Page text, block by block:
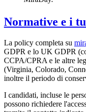
Normative e i
La policy completa su
GDPR e lo UK GDPR
CCPA/CPRA e le altre
(Virginia, Colorado,
inoltre il periodo di
I candidati, incluse le
possono richiedere